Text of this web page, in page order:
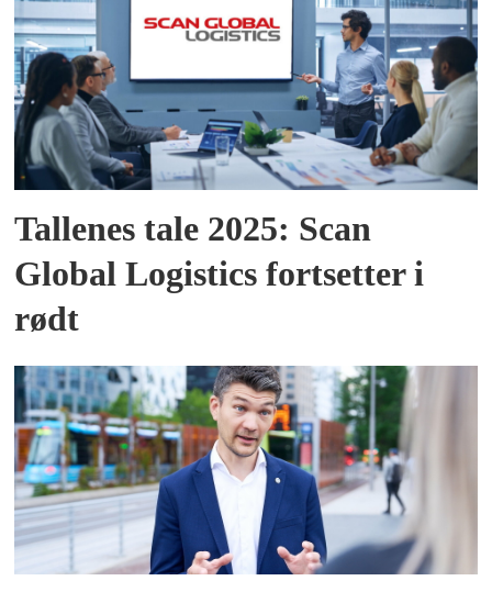
Tallenes tale 2025: Scan
Global Logistics fortsetter i
rødt